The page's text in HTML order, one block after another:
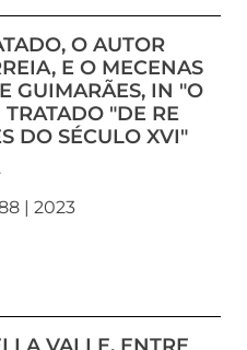
O AUTOR
E O MECENAS
GUIMARÃES, IN "O
"DE RE
DO SÉCULO XVI"
| 2023